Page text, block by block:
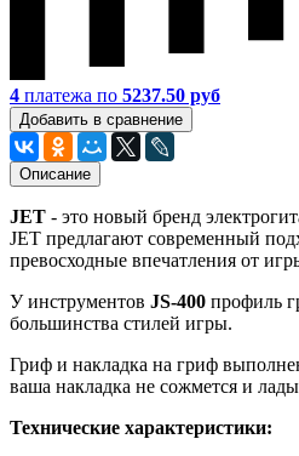
4 платежа по 5237.50 руб
Добавить в сравнение
Описание
JET - это новый бренд
JET предлагают современный
превосходные впечатления от
У инструментов JS-400 профиль
большинства стилей игры.
Гриф и накладка на гриф
ваша накладка не сожмется и
Технические характеристики: